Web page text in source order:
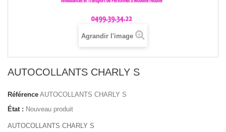
Agrandir l'image
AUTOCOLLANTS CHARLY S
Référence AUTOCOLLANTS CHARLY S
État : Nouveau produit
AUTOCOLLANTS CHARLY S